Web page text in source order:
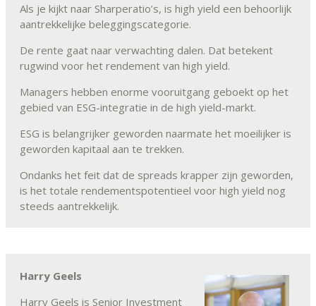
Als je kijkt naar Sharperatio’s, is high yield een behoorlijk
aantrekkelijke beleggingscategorie.
De rente gaat naar verwachting dalen. Dat betekent
rugwind voor het rendement van high yield.
Managers hebben enorme vooruitgang geboekt op het
gebied van ESG-integratie in de high yield-markt.
ESG is belangrijker geworden naarmate het moeilijker is
geworden kapitaal aan te trekken.
Ondanks het feit dat de spreads krapper zijn geworden,
is het totale rendements­potentieel voor high yield nog
steeds aantrekkelijk.
Harry Geels
Harry Geels is Senior Investment